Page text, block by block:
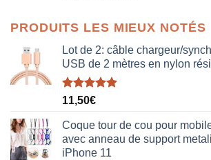
était :
38,00€.
est :
19,00€.
PRODUITS LES MIEUX NOTÉS
Lot de 2: câble chargeur/
USB de 2 mètres en nylon
Note5.00
11,50€
Coque tour de cou pour
avec anneau de support
iPhone 11